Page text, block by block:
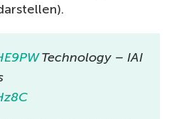
Technology – IAI